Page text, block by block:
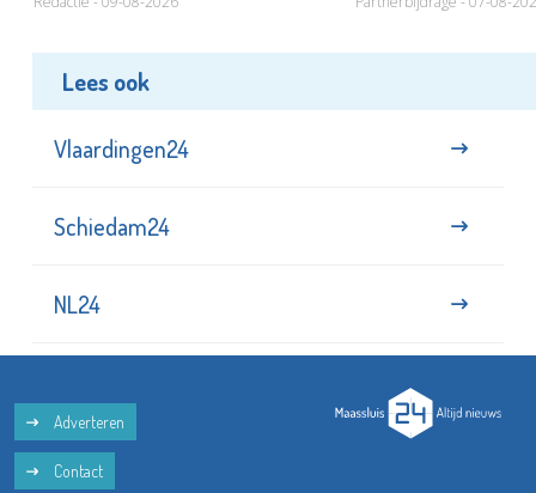
Lees ook
Vlaardingen24
Schiedam24
NL24
Adverteren
Contact